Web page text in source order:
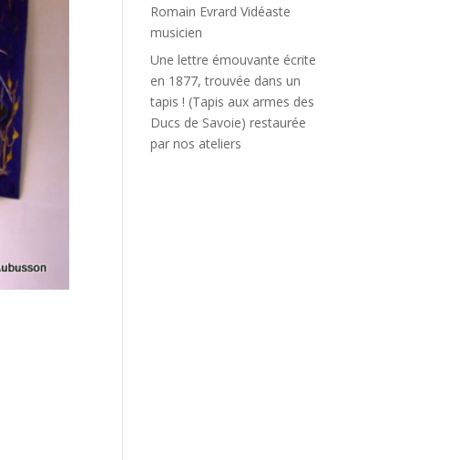
Romain Evrard Vidéaste
musicien
Une lettre émouvante écrite
en 1877, trouvée dans un
tapis ! (Tapis aux armes des
Ducs de Savoie) restaurée
par nos ateliers